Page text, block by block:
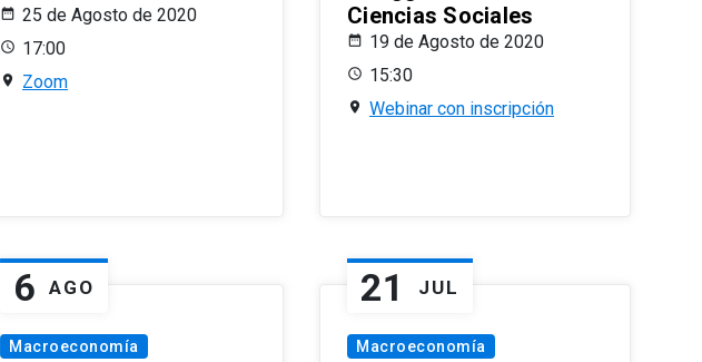
25 de Agosto de 2020
17:00
Zoom
Ciencias Sociales
19 de Agosto de 2020
15:30
Webinar con inscripción
6 AGO
Macroeconomía
21 JUL
Macroeconomía